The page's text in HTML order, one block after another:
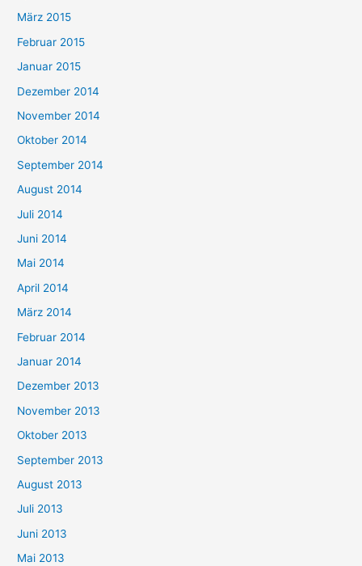
März 2015
Februar 2015
Januar 2015
Dezember 2014
November 2014
Oktober 2014
September 2014
August 2014
Juli 2014
Juni 2014
Mai 2014
April 2014
März 2014
Februar 2014
Januar 2014
Dezember 2013
November 2013
Oktober 2013
September 2013
August 2013
Juli 2013
Juni 2013
Mai 2013